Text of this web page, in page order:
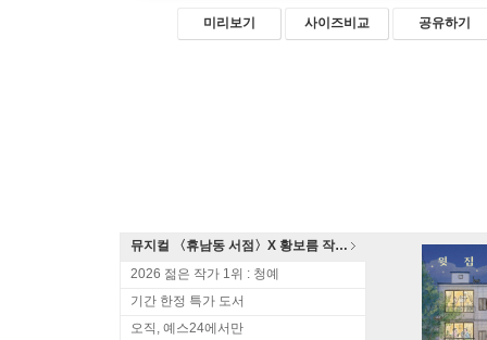
미리보기 사이즈비교 공유하기
뮤지컬 〈휴남동 서점〉X 황보름 작가 북토크
2026 젊은 작가 1위 : 청예
기간 한정 특가 도서
오직, 예스24에서만